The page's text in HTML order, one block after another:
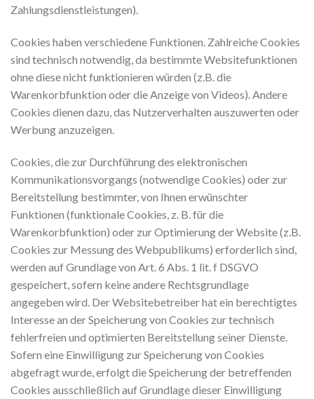
Zahlungsdienstleistungen).
Cookies haben verschiedene Funktionen. Zahlreiche Cookies
sind technisch notwendig, da bestimmte Websitefunktionen
ohne diese nicht funktionieren würden (z.B. die
Warenkorbfunktion oder die Anzeige von Videos). Andere
Cookies dienen dazu, das Nutzerverhalten auszuwerten oder
Werbung anzuzeigen.
Cookies, die zur Durchführung des elektronischen
Kommunikationsvorgangs (notwendige Cookies) oder zur
Bereitstellung bestimmter, von Ihnen erwünschter
Funktionen (funktionale Cookies, z. B. für die
Warenkorbfunktion) oder zur Optimierung der Website (z.B.
Cookies zur Messung des Webpublikums) erforderlich sind,
werden auf Grundlage von Art. 6 Abs. 1 lit. f DSGVO
gespeichert, sofern keine andere Rechtsgrundlage
angegeben wird. Der Websitebetreiber hat ein berechtigtes
Interesse an der Speicherung von Cookies zur technisch
fehlerfreien und optimierten Bereitstellung seiner Dienste.
Sofern eine Einwilligung zur Speicherung von Cookies
abgefragt wurde, erfolgt die Speicherung der betreffenden
Cookies ausschließlich auf Grundlage dieser Einwilligung